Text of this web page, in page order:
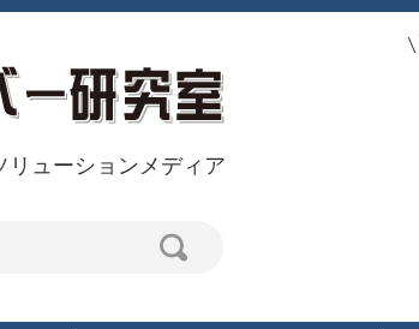
リューションメディア